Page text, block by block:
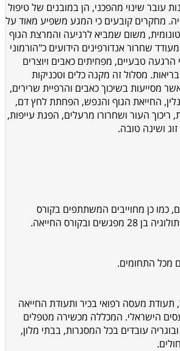
עובר שינוי מהפכני, הן במובנים של טיפול
מחקרים קובעים כי המגע משפיע מאוד על
משום שמביא לרגיעה והמרצת הגוף
שחרור אנדורפינים הידועים כ"הורמוני
טבעיים, מפחיתים כאבים ויוצרים
מסלול זה מקנה כלים וטכניקות
מסייעות בשיכוך כאבים והרפיית שרירים,
החייאת הגוף והנפש, הפחתת לחץ דם,
ריכוך העור ושחרורו מרעלים, הפגת עייפות,
ושינה טובה.
מפגשים, כמו כן מחוייבים המשתתפים בקורס
ובקורס החייאה.
מכל התחומים.
מעסה רפואי בכיר ותעודת החייאה
הישראלי. המכללה מכשירה מטפלים
מעל 17 שנה ובוגריה עובדים בכל המסגרות, בבתי מלון,